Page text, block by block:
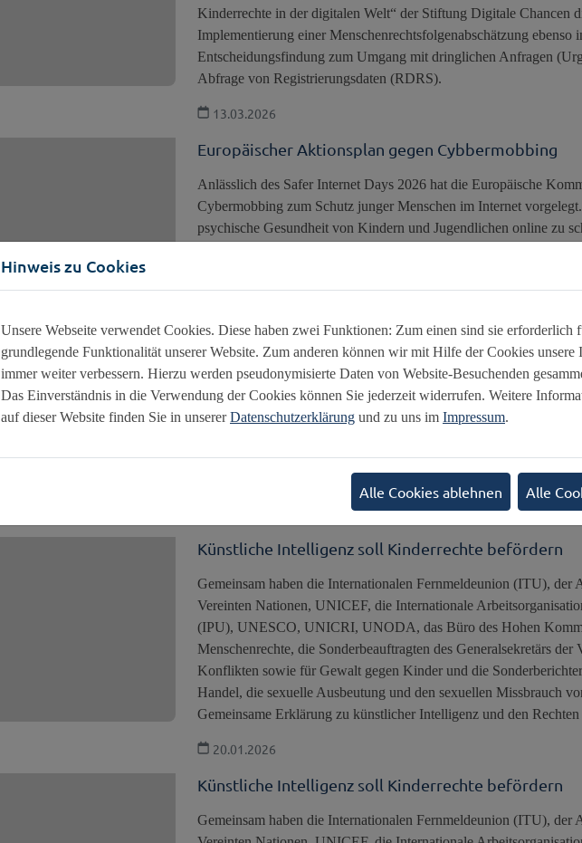
Kinderrechte in der digitalen Welt“ der Stiftung Digitale Chancen
Implementierung einer Menschenrechtsfolgenabschätzung ebenso
Entscheidungsfindung zum Umgang mit dringlichen Anfragen
Abfrage von Registrierungsdaten (RDRS).
13.03.2026
Europäischer Aktionsplan gegen Cybbermobbing
Anlässlich des Safer Internet Days 2026 hat die Europäische
Cybermobbing zum Schutz junger Menschen im Internet
psychische Gesundheit von Kindern und Jugendlichen online zu
Programme gestärkt und nationale Aktionspläne entwickelt,
sowie eine App realisiert werden, mit welcher Betroffene Vorfälle
Aktionsplan gegen Cybermobbing zum Schutz
Anlässlich des Safer Internet Days 2026 hat die Europäische
Cybermobbing zum Schutz junger Menschen im Internet
psychische Gesundheit von Kindern und Jugendlichen online zu
11.02.2026
Künstliche Intelligenz soll Kinderrechte befördern
Gemeinsam haben die Internationalen Fernmeldeunion (ITU), der
Vereinten Nationen, UNICEF, die Internationale
(IPU), UNESCO, UNICRI, UNODA, das Büro des Hohen
Menschenrechte, die Sonderbeauftragten des Generalsekretärs
Konflikten sowie für Gewalt gegen Kinder und die
Handel, die sexuelle Ausbeutung und den sexuellen Missbrauch
Gemeinsame Erklärung zu künstlicher Intelligenz und den
20.01.2026
Künstliche Intelligenz soll Kinderrechte befördern
Gemeinsam haben die Internationalen Fernmeldeunion (ITU), der
Hinweis zu Cookies
Unsere Webseite verwendet Cookies. Diese haben zwei Funktionen: Zum einen sind sie erforderlich
grundlegende Funktionalität unserer Website. Zum anderen können wir mit Hilfe der Cookies unsere
immer weiter verbessern. Hierzu werden pseudonymisierte Daten von Website-Besuchenden
Das Einverständnis in die Verwendung der Cookies können Sie jederzeit widerrufen. Weitere
auf dieser Website finden Sie in unsererDatenschutzerklärung und zu uns im Impressum.
Alle Cookies ablehnen Alle